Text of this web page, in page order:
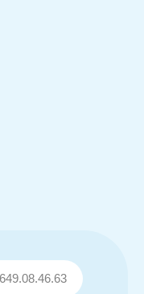
649.08.46.63